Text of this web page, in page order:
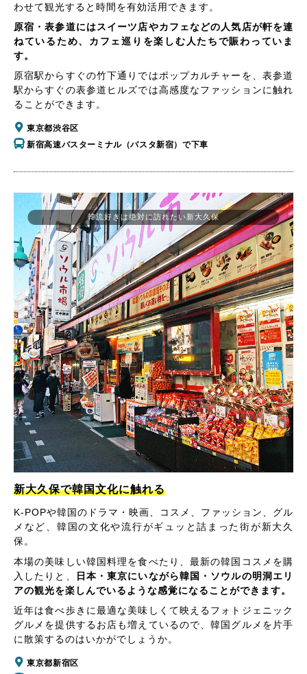
わせて観光すると時間を有効活用できます。
原宿・表参道にはスイーツ店やカフェなどの人気店が軒を連
ねているため、カフェ巡りを楽しむ人たちで賑わっていま
す。
原宿駅からすぐの竹下通りではポップカルチャーを、表参道
駅からすぐの表参道ヒルズでは高感度なファッションに触れ
ることができます。
東京都渋谷区
新宿高速バスターミナル（バスタ新宿）で下車
韓流好きは絶対に訪れたい新大久保
新大久保で韓国文化に触れる
K-POPや韓国のドラマ・映画、コスメ、ファッション、グル
メなど、韓国の文化や流行がギュッと詰まった街が新大久
保。
本場の美味しい韓国料理を食べたり、最新の韓国コスメを購
入したりと、
日本・東京にいながら韓国・ソウルの明洞エリ
アの観光を楽しんでいるような感覚になることができます。
近年は食べ歩きに最適な美味しくて映えるフォトジェニック
グルメを提供するお店も増えているので、韓国グルメを片手
に散策するのはいかがでしょうか。
東京都新宿区